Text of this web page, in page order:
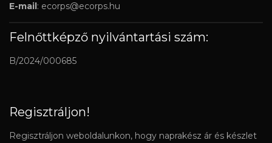
E-mail: ecorps@ecorps.hu
Felnőttképző nyilvántartási szám:
B/2024/000685
Regisztráljon!
Regisztráljon weboldalunkon, hogy naprakész ár és készlet